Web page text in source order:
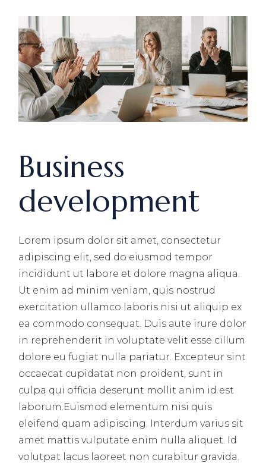
Business
development
Lorem ipsum dolor sit amet, consectetur
adipiscing elit, sed do eiusmod tempor
incididunt ut labore et dolore magna aliqua.
Ut enim ad minim veniam, quis nostrud
exercitation ullamco laboris nisi ut aliquip ex
ea commodo consequat. Duis aute irure dolor
in reprehenderit in voluptate velit esse cillum
dolore eu fugiat nulla pariatur. Excepteur sint
occaecat cupidatat non proident, sunt in
culpa qui officia deserunt mollit anim id est
laborum.Euismod elementum nisi quis
eleifend quam adipiscing. Interdum varius sit
amet mattis vulputate enim nulla aliquet. Id
volutpat lacus laoreet non curabitur gravida.